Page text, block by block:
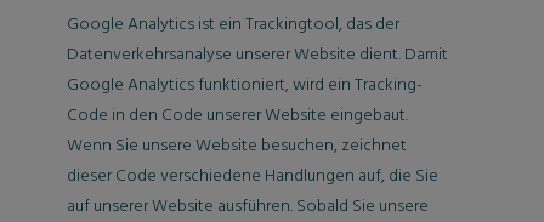
Google Analytics ist ein Trackingtool, das der
Datenverkehrsanalyse unserer Website dient. Damit
Google Analytics funktioniert, wird ein Tracking-
Code in den Code unserer Website eingebaut.
Wenn Sie unsere Website besuchen, zeichnet
dieser Code verschiedene Handlungen auf, die Sie
auf unserer Website ausführen. Sobald Sie unsere